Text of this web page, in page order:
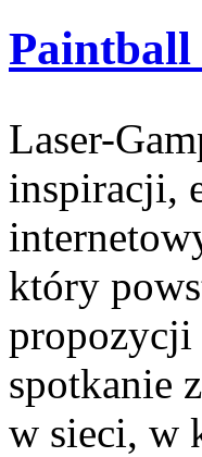
Paintball
Laser-
inspiracji,
który
propozycji
spotkanie
w sieci, w